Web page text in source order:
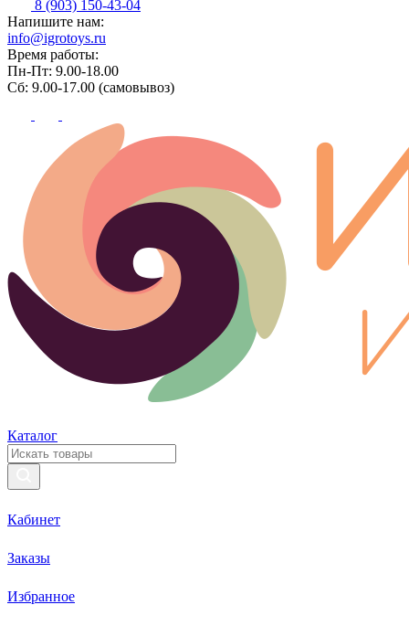
8 (903) 150-43-04
Напишите нам:
info@igrotoys.ru
Время работы:
Пн-Пт: 9.00-18.00
Сб: 9.00-17.00 (самовывоз)
Каталог
Кабинет
Заказы
Избранное